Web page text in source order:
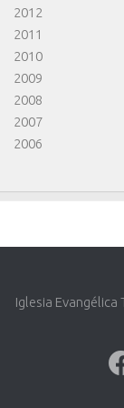
2012
2011
2010
2009
2008
2007
2006
Iglesia